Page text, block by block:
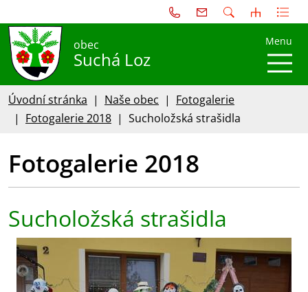
obec
Suchá Loz
Menu
Úvodní stránka Naše obec
Fotogalerie
Fotogalerie 2018
Sucholožská strašidla
Fotogalerie 2018
Sucholožská strašidla